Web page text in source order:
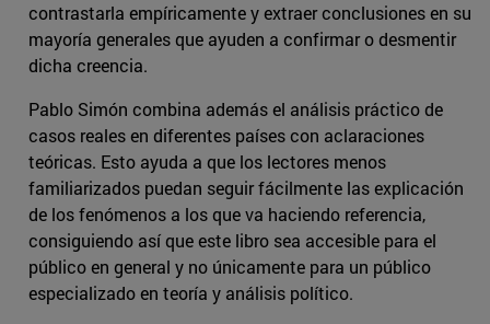
contrastarla empíricamente y extraer conclusiones en su
mayoría generales que ayuden a confirmar o desmentir
dicha creencia.
Pablo Simón combina además el análisis práctico de
casos reales en diferentes países con aclaraciones
teóricas. Esto ayuda a que los lectores menos
familiarizados puedan seguir fácilmente las explicación
de los fenómenos a los que va haciendo referencia,
consiguiendo así que este libro sea accesible para el
público en general y no únicamente para un público
especializado en teoría y análisis político.